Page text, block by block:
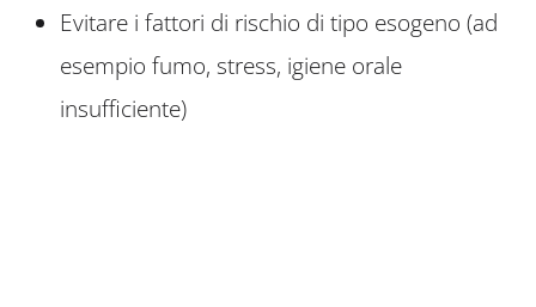
Evitare i fattori di rischio di tipo esogeno (ad
esempio fumo, stress, igiene orale
insufficiente)